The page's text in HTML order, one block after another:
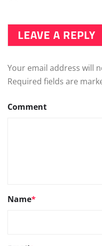
LEAVE A REPLY
Your email address will
Required fields are
Comment
Name*